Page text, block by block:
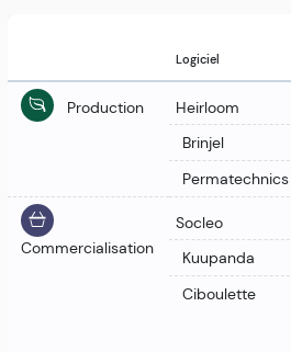
Logiciel
Production Heirloom
Brinjel
Permatechnics
Commercialisation
Socleo
Kuupanda
Ciboulette